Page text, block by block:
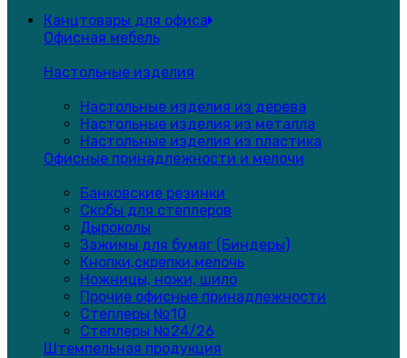
Канцтовары для офиса
Офисная мебель
Настольные изделия
Настольные изделия из дерева
Настольные изделия из металла
Настольные изделия из пластика
Офисные принадлежности и мелочи
Банковские резинки
Скобы для степлеров
Дыроколы
Зажимы для бумаг (Биндеры)
Кнопки,скрепки,мелочь
Ножницы, ножи, шило
Прочие офисные принадлежности
Степлеры №10
Степлеры №24/26
Штемпельная продукция